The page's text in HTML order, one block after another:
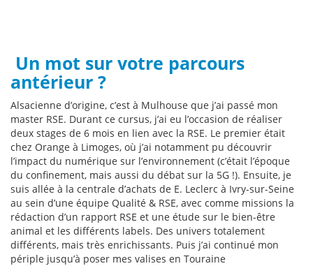
Un mot sur votre parcours
antérieur ?
Alsacienne d’origine, c’est à Mulhouse que j’ai passé mon
master RSE. Durant ce cursus, j’ai eu l’occasion de réaliser
deux stages de 6 mois en lien avec la RSE. Le premier était
chez Orange à Limoges, où j’ai notamment pu découvrir
l’impact du numérique sur l’environnement (c’était l’époque
du confinement, mais aussi du débat sur la 5G !). Ensuite, je
suis allée à la centrale d’achats de E. Leclerc à Ivry-sur-Seine
au sein d’une équipe Qualité & RSE, avec comme missions la
rédaction d’un rapport RSE et une étude sur le bien-être
animal et les différents labels. Des univers totalement
différents, mais très enrichissants. Puis j’ai continué mon
périple jusqu’à poser mes valises en Touraine